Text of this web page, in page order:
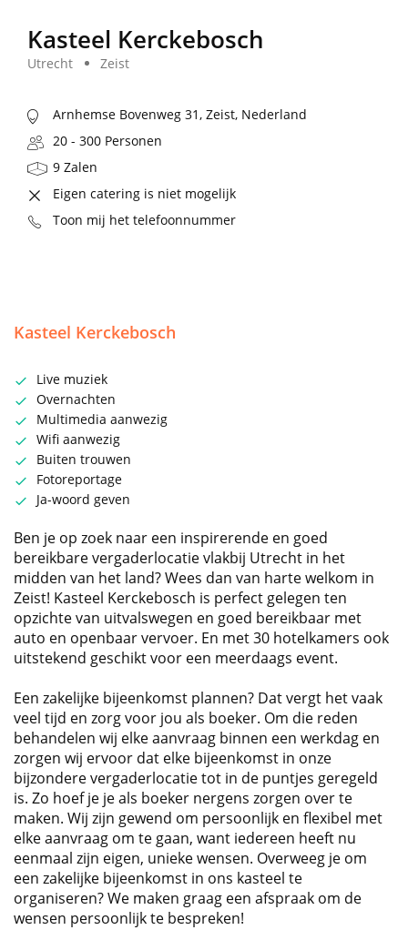
Kasteel Kerckebosch
Utrecht Zeist
Arnhemse Bovenweg 31, Zeist, Nederland
20 - 300 Personen
9 Zalen
Eigen catering is niet mogelijk
Toon mij het telefoonnummer
Kasteel Kerckebosch
Live muziek
Overnachten
Multimedia aanwezig
Wifi aanwezig
Buiten trouwen
Fotoreportage
Ja-woord geven
Ben je op zoek naar een inspirerende en goed
bereikbare vergaderlocatie vlakbij Utrecht in het
midden van het land? Wees dan van harte welkom in
Zeist! Kasteel Kerckebosch is perfect gelegen ten
opzichte van uitvalswegen en goed bereikbaar met
auto en openbaar vervoer. En met 30 hotelkamers ook
uitstekend geschikt voor een meerdaags event.
Een zakelijke bijeenkomst plannen? Dat vergt het vaak
veel tijd en zorg voor jou als boeker. Om die reden
behandelen wij elke aanvraag binnen een werkdag en
zorgen wij ervoor dat elke bijeenkomst in onze
bijzondere vergaderlocatie tot in de puntjes geregeld
is. Zo hoef je je als boeker nergens zorgen over te
maken. Wij zijn gewend om persoonlijk en flexibel met
elke aanvraag om te gaan, want iedereen heeft nu
eenmaal zijn eigen, unieke wensen. Overweeg je om
een zakelijke bijeenkomst in ons kasteel te
organiseren? We maken graag een afspraak om de
wensen persoonlijk te bespreken!